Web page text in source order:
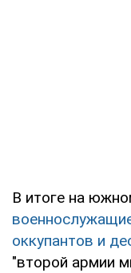
В итоге на
оккупантов и
"второй армии